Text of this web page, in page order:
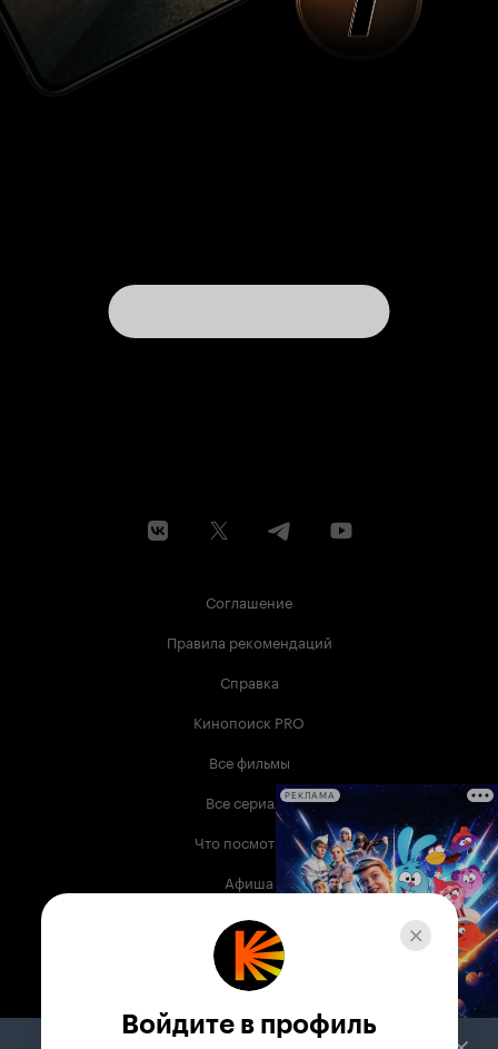
Соглашение
Правила рекомендаций
Справка
Кинопоиск PRO
Все фильмы
Все сериалы
Что посмотреть
Афиша
Музыка
Телепрограмма
Служба поддержки
РЕКЛАМА
Войдите в профиль